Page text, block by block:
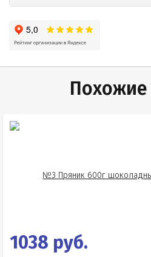
Похожие
1038 руб.